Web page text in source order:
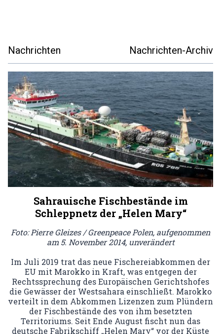
Nachrichten Nachrichten-Archiv
Sahrauische Fischbestände im
Schleppnetz der „Helen Mary“
Foto: Pierre Gleizes / Greenpeace Polen, aufgenommen
am 5. November 2014, unverändert
Im Juli 2019 trat das neue Fischereiabkommen der
EU mit Marokko in Kraft, was entgegen der
Rechtssprechung des Europäischen Gerichtshofes
die Gewässer der Westsahara einschließt. Marokko
verteilt in dem Abkommen Lizenzen zum Plündern
der Fischbestände des von ihm besetzten
Territoriums. Seit Ende August fischt nun das
deutsche Fabrikschiff „Helen Mary“ vor der Küste